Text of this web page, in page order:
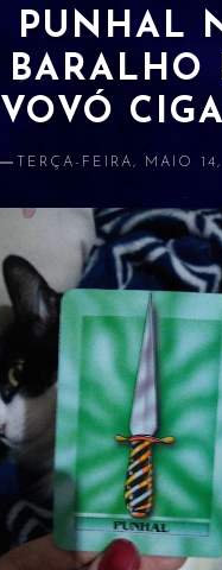
ATRAÇÃO E AMOR
BANIMENTO
CLARIVIDÊNCIA
ESTUDOS E
DINHEIRO
LIMPEZA
PROSPERIDADE
PROTEÇÃO
SAÚDE
ORÁCULOS
TAROT
PUNHAL
BARALHO
VOVÓ
TERÇA-FEIRA, MAIO